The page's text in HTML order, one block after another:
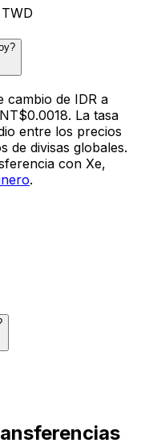
cambio de IDR a
La tasa
entre los precios
de divisas globales.
con Xe,
.